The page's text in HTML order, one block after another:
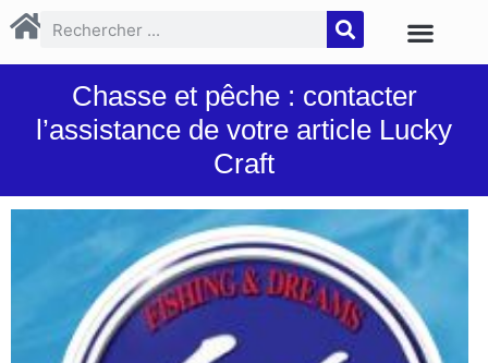
Chasse et pêche : contacter
l’assistance de votre article Lucky
Craft